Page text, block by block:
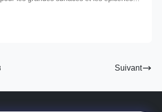
Suivant